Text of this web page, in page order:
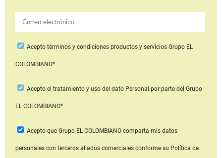
Aceptotérminos y condiciones productos y serviciosGrupo EL
COLOMBIANO*
Acepto el tratamiento y uso del dato Personal por parte del Grupo
EL COLOMBIANO*
Acepto que Grupo EL COLOMBIANOcomparta mis datos
personales con terceros aliados comerciales conforme su Política de